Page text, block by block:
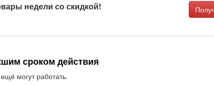
недели со скидкой!
сроком действия
могут работать.